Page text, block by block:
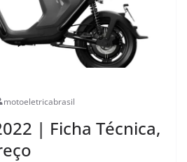
motoeletricabrasil
| Ficha Técnica,